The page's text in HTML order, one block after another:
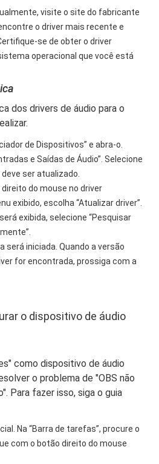
visite o site do fabricante
o driver mais recente e
se de obter o driver
operacional que você está
dos drivers de áudio para o
de Dispositivos” e abra-o.
e Saídas de Áudio”. Selecione
ser atualizado.
do mouse no driver
exibido, escolha “Atualizar driver”.
exibida, selecione “Pesquisar
será iniciada. Quando a versão
for encontrada, prossiga com a
o dispositivo de áudio
como dispositivo de áudio
o problema de "OBS não
Para fazer isso, siga o guia
Na “Barra de tarefas”, procure o
com o botão direito do mouse